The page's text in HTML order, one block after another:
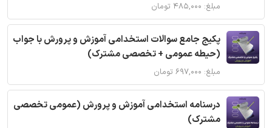
مبلغ: ۴۸۵,۰۰۰ تومان
پکیج جامع سوالات استخدامی آموزش و پرورش با جواب
(حیطه عمومی + تخصصی مشترک)
مبلغ: ۶۹۷,۰۰۰ تومان
درسنامه استخدامی آموزش و پرورش (عمومی تخصصی
مشترک)